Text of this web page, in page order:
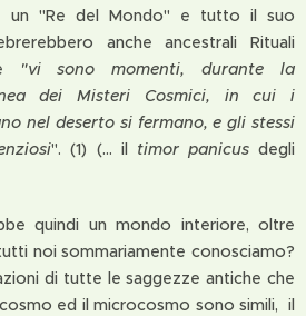
un "Re del Mondo" e tutto il suo
anche ancestrali Rituali
"visono momenti, durante la
dei Misteri Cosmici, in cui i
nel deserto si fermano, e gli stessi
ziosi". (1) (... il timor panicusdegli
quindi un mondo interiore, oltre
noi sommariamente conosciamo?
di tutte le saggezze antiche che
ed il microcosmo sono simili, il